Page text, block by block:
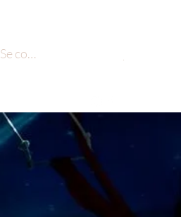
.
Se connecter